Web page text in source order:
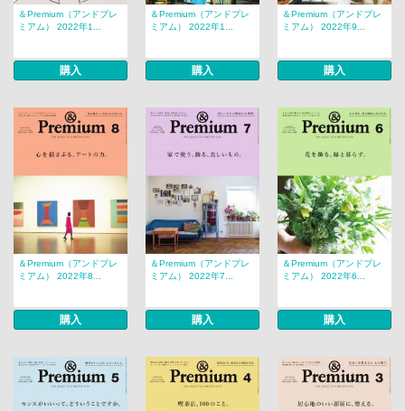
＆Premium（アンドプレ
ミアム） 2022年1...
購入
＆Premium（アンドプレ
ミアム） 2022年1...
購入
＆Premium（アンドプレ
ミアム） 2022年9...
購入
＆Premium（アンドプレ
ミアム） 2022年8...
購入
＆Premium（アンドプレ
ミアム） 2022年7...
購入
＆Premium（アンドプレ
ミアム） 2022年6...
購入